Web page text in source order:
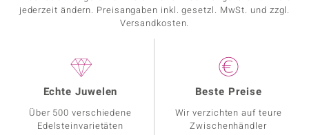
jederzeit ändern. Preisangaben inkl. gesetzl. MwSt. und zzgl.
Versandkosten.
Echte Juwelen
Über 500 verschiedene
Edelsteinvarietäten
Beste Preise
Wir verzichten auf teure
Zwischenhändler